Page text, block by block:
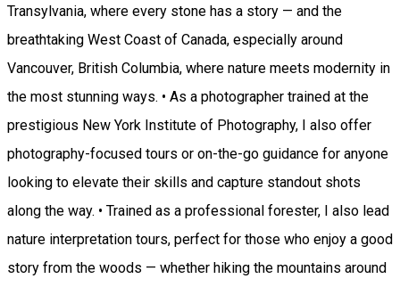
Transylvania, where every stone has a story — and the
breathtaking West Coast of Canada, especially around
Vancouver, British Columbia, where nature meets modernity in
the most stunning ways. • As a photographer trained at the
prestigious New York Institute of Photography, I also offer
photography-focused tours or on-the-go guidance for anyone
looking to elevate their skills and capture standout shots
along the way. • Trained as a professional forester, I also lead
nature interpretation tours, perfect for those who enjoy a good
story from the woods — whether hiking the mountains around